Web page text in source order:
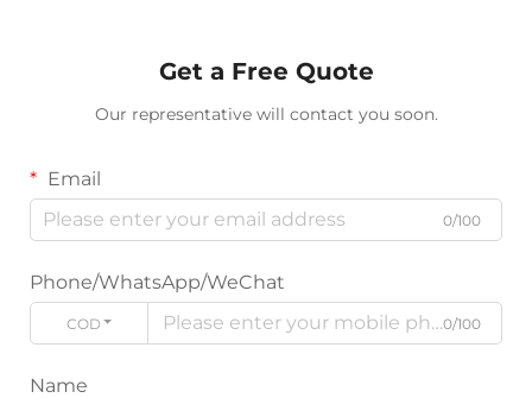
Get a Free Quote
Our representative will contact you soon.
Email
0/100
Phone/WhatsApp/WeChat
CODE 0/100
Name